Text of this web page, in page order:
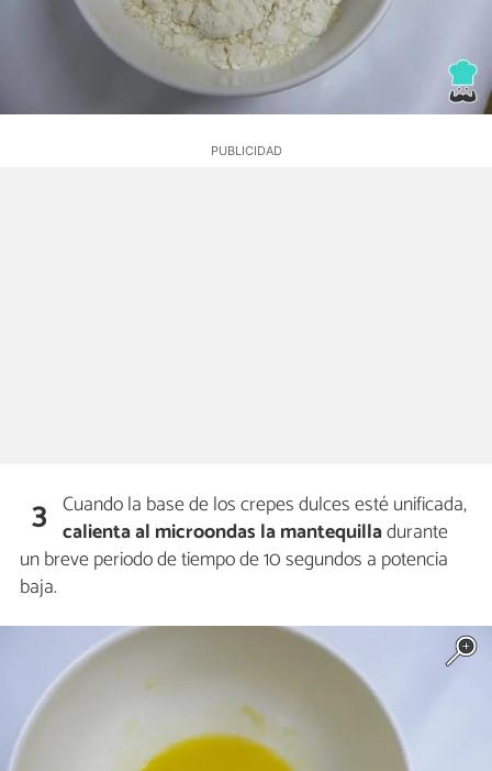
3 Cuando la base de los crepes dulces esté unificada,
calienta al microondas la mantequilladurante
un breve periodo de tiempo de 10 segundos a potencia
baja.